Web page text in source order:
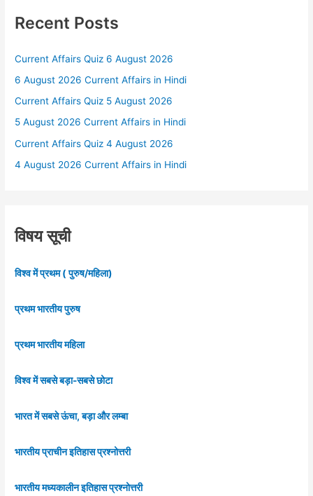
Recent Posts
Current Affairs Quiz 6 August 2026
6 August 2026 Current Affairs in Hindi
Current Affairs Quiz 5 August 2026
5 August 2026 Current Affairs in Hindi
Current Affairs Quiz 4 August 2026
4 August 2026 Current Affairs in Hindi
विषय सूची
विश्व में प्रथम ( पुरुष/महिला)
प्रथम भारतीय पुरुष
प्रथम भारतीय महिला
विश्व में सबसे बड़ा-सबसे छोटा
भारत में सबसे ऊंचा, बड़ा और लम्बा
भारतीय प्राचीन इतिहास प्रश्नोत्तरी
भारतीय मध्यकालीन इतिहास प्रश्नोत्तरी